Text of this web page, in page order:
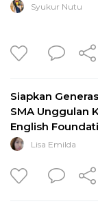
Syukur Nutu
Siapkan
SMA Unggulan
English
Lisa Emilda